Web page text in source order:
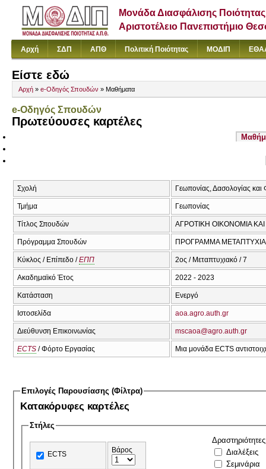
Μονάδα Διασφάλισης Ποιότητας
Αριστοτέλειο Πανεπιστήμιο
Αρχή ΣΔΠ ΑΠΘ Πολιτική Ποιότητας ΜΟΔΙΠ
Είστε εδώ
Αρχή » e-Οδηγός Σπουδών » Μαθήματα
e-Οδηγός Σπουδών
Πρωτεύουσες καρτέλες
Σχολή Γεωπονίας, Δασολογίας
Τμήμα Γεωπονίας
Τίτλος Σπουδών ΑΓΡΟΤΙΚΗ ΟΙΚΟΝΟΜΙΑ
Πρόγραμμα Σπουδών ΠΡΟΓΡΑΜΜΑ
Κύκλος / Επίπεδο /ΕΠΠ 2ος / Μεταπτυχιακό / 7
Ακαδημαϊκό Έτος 2022 - 2023
Κατάσταση Ενεργό
Ιστοσελίδα aoa.agro.auth.gr
Διεύθυνση Επικοινωνίας mscaoa@agro.auth.gr
ECTS / Φόρτο Εργασίας Μια μονάδα ECTS
Επιλογές Παρουσίασης (Φίλτρα)
Κατακόρυφες καρτέλες
Στήλες
ECTS Βάρος
Δραστηριότητες
Διαλέξεις
Σεμινάρια